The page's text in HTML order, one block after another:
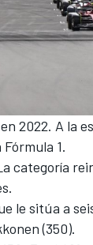
2022. A la
Fórmula 1.
categoría
le sitúa a
(350).